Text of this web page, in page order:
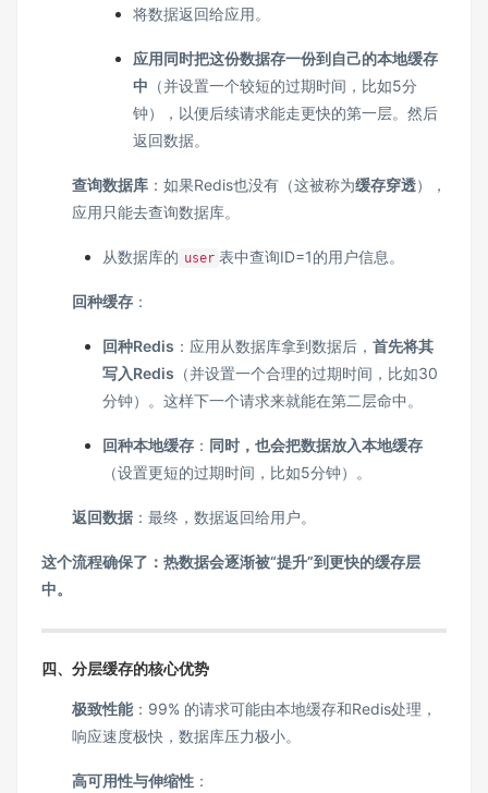
将数据返回给应用。
应用同时把这份数据存一份到自己的本地缓存
中 （并设置一个较短的过期时间，比如5分
钟），以便后续请求能走更快的第一层。然后
返回数据。
查询数据库 ：如果Redis也没有（这被称为缓存穿透），
应用只能去查询数据库。
从数据库的 user 表中查询ID=1的用户信息。
回种缓存 ：
回种Redis ：应用从数据库拿到数据后， 首先将其
写入Redis （并设置一个合理的过期时间，比如30
分钟）。这样下一个请求来就能在第二层命中。
回种本地缓存 ： 同时，也会把数据放入本地缓存
（设置更短的过期时间，比如5分钟）。
返回数据 ：最终，数据返回给用户。
这个流程确保了：热数据会逐渐被“提升”到更快的缓存层
中。
四、分层缓存的核心优势
极致性能：99% 的请求可能由本地缓存和Redis处理，
响应速度极快，数据库压力极小。
高可用性与伸缩性 ：